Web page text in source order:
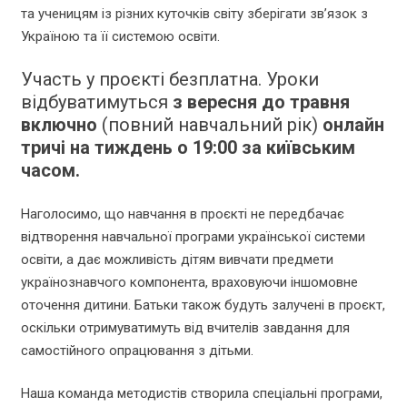
та ученицям із різних куточків світу зберігати зв’язок з
Україною та її системою освіти.
Участь у проєкті безплатна. Уроки
відбуватимуться з вересня до травня
включно (повний навчальний рік) онлайн
тричі на тиждень о 19:00 за київським
часом.
Наголосимо, що навчання в проєкті не передбачає
відтворення навчальної програми української системи
освіти, а дає можливість дітям вивчати предмети
українознавчого компонента, враховуючи іншомовне
оточення дитини. Батьки також будуть залучені в проєкт,
оскільки отримуватимуть від вчителів завдання для
самостійного опрацювання з дітьми.
Наша команда методистів створила спеціальні програми,